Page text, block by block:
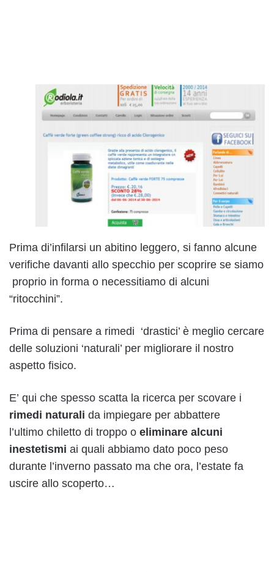
Prima di’infilarsi un abitino leggero, si fanno alcune
verifiche davanti allo specchio per scoprire se siamo
proprio in forma o necessitiamo di alcuni
“ritocchini”.
Prima di pensare a rimedi ‘drastici’ è meglio cercare
delle soluzioni ‘naturali’ per migliorare il nostro
aspetto fisico.
E’ qui che spesso scatta la ricerca per scovare i
rimedi naturali da impiegare per abbattere
l’ultimo chiletto di troppo o eliminare alcuni
inestetismi ai quali abbiamo dato poco peso
durante l’inverno passato ma che ora, l’estate fa
uscire allo scoperto…